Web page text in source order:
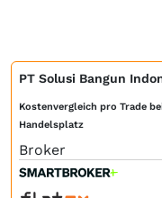
PT Solusi Bangun
Kostenvergleich pro Trade
Handelsplatz
Broker